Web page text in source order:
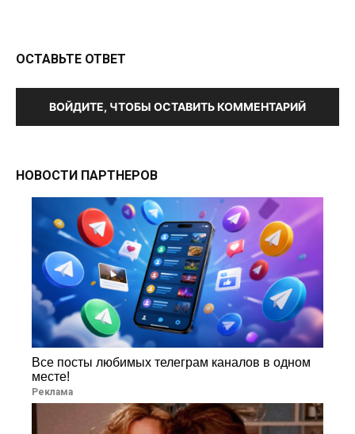
ОСТАВЬТЕ ОТВЕТ
ВОЙДИТЕ, ЧТОБЫ ОСТАВИТЬ КОММЕНТАРИЙ
НОВОСТИ ПАРТНЕРОВ
Все посты любимых телеграм каналов в одном
месте!
Реклама